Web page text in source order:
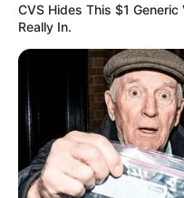
L’analyse de
Quinté+ du
JABALPUR (6)
Véritable référence
des performances
idéal à moins de 4 000
CVS Hides This $1
Really In.